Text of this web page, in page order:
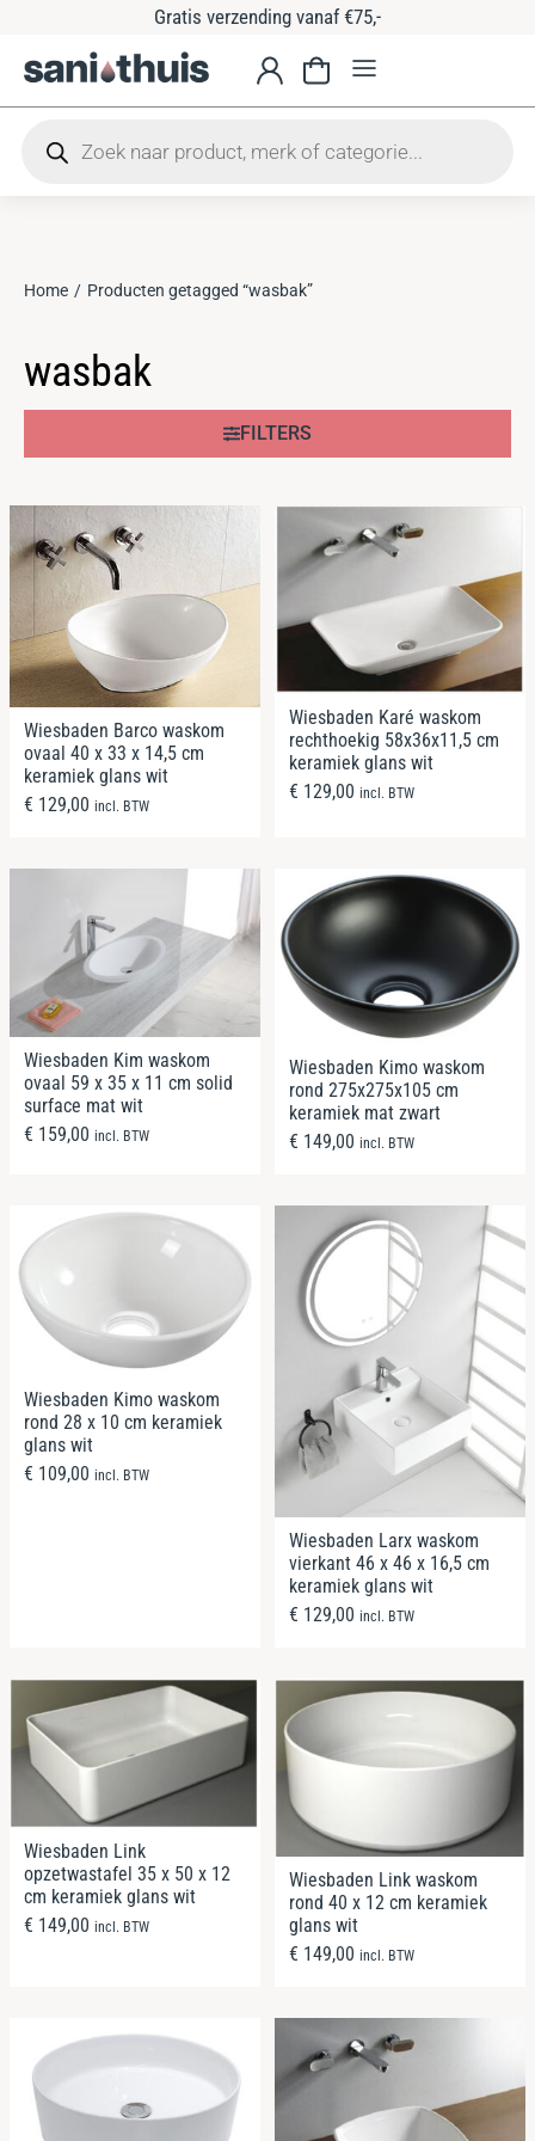
Gratis verzending vanaf €75,-
Je bent hier:
Home Producten getagged “wasbak”
wasbak
FILTERS
Wiesbaden Barco waskom
ovaal 40 x 33 x 14,5 cm
keramiek glans wit
€ 129,00 incl. BTW
Wiesbaden Karé waskom
rechthoekig 58x36x11,5 cm
keramiek glans wit
€ 129,00 incl. BTW
Wiesbaden Kim waskom
ovaal 59 x 35 x 11 cm solid
surface mat wit
€ 159,00 incl. BTW
Wiesbaden Kimo waskom
rond 275x275x105 cm
keramiek mat zwart
€ 149,00 incl. BTW
Wiesbaden Kimo waskom
rond 28 x 10 cm keramiek
glans wit
€ 109,00 incl. BTW
Wiesbaden Larx waskom
vierkant 46 x 46 x 16,5 cm
keramiek glans wit
€ 129,00 incl. BTW
Wiesbaden Link
opzetwastafel 35 x 50 x 12
cm keramiek glans wit
€ 149,00 incl. BTW
Wiesbaden Link waskom
rond 40 x 12 cm keramiek
glans wit
€ 149,00 incl. BTW